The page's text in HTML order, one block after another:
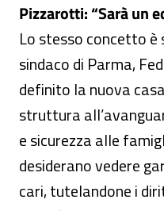
Pizzarotti: “Sarà un
Lo stesso concetto
sindaco di Parma,
definito la nuova
struttura
e sicurezza alle
desiderano vedere
cari, tutelandone i